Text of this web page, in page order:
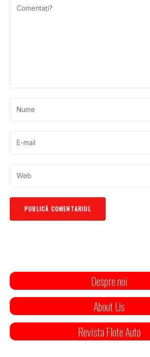
Despre noi
About Us
Revista Flote Auto